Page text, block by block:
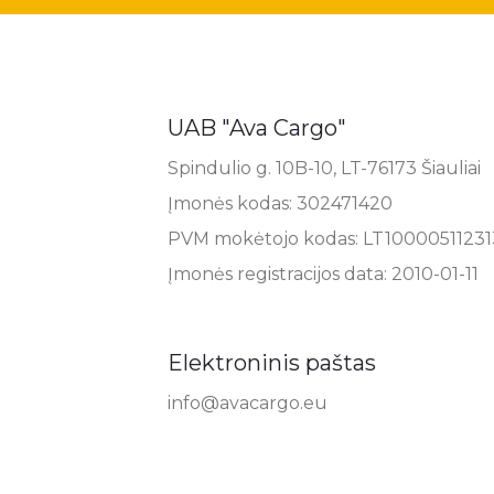
UAB "Ava Cargo"
Spindulio g. 10B-10, LT-76173 Šiauliai
Įmonės kodas: 302471420
PVM mokėtojo kodas:
Įmonės registracijos data: 2010-01-11
Elektroninis paštas
info@avacargo.eu